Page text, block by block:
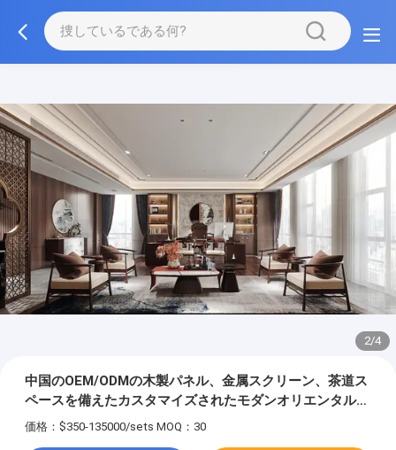
3/4
中国のOEM/ODMの木製パネル、金属スクリーン、茶道ス
ペースを備えたカスタマイズされたモダンオリエンタル事
務局
価格：$350-135000/sets MOQ：30